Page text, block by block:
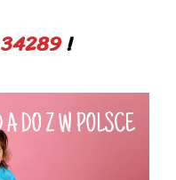
34289!